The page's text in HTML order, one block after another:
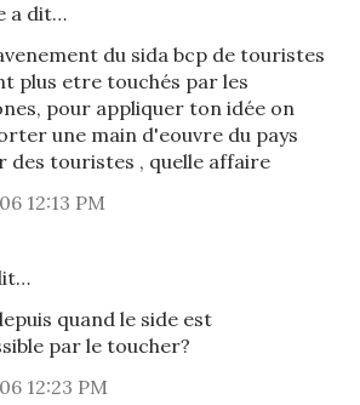
a dit…
du sida bcp de touristes
plus etre touchés par les
pour appliquer ton idée on
une main d'eouvre du pays
des touristes , quelle affaire
12:13 PM
quand le side est
par le toucher?
12:23 PM